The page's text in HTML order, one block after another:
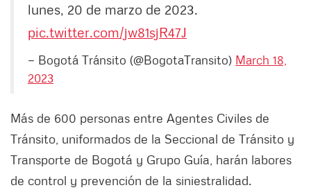
lunes, 20 de marzo de 2023.
pic.twitter.com/jw81sjR47J
— Bogotá Tránsito (@BogotaTransito) March 18,
2023
Más de 600 personas entre Agentes Civiles de
Tránsito, uniformados de la Seccional de Tránsito y
Transporte de Bogotá y Grupo Guía, harán labores
de control y prevención de la siniestralidad.